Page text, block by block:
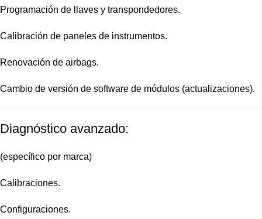
Programación de llaves y transpondedores.
Calibración de paneles de instrumentos.
Renovación de airbags.
Cambio de versión de software de módulos (actualizaciones).
Diagnóstico avanzado:
(específico por marca)
Calibraciones.
Configuraciones.